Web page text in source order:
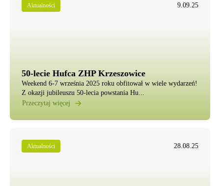
Aktualności 9.09.25
50-lecie Hufca ZHP Krzeszowice
Weekend 6-7 września 2025 roku obfitował w wiele wydarzeń!
Z okazji jubileuszu 50-lecia powstania Hu...
Przeczytaj więcej
Aktualności 28.08.25